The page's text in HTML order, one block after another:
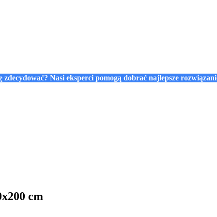
zdecydować? Nasi eksperci pomogą dobrać najlepsze
cm